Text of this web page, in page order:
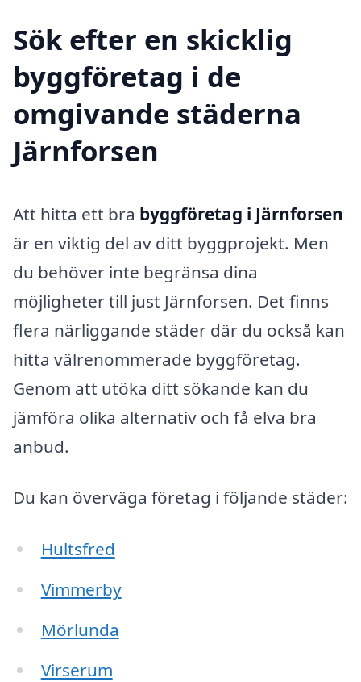
Sök efter en skicklig
byggföretag i de
omgivande städerna
Järnforsen
Att hitta ett bra byggföretag i Järnforsen
är en viktig del av ditt byggprojekt. Men
du behöver inte begränsa dina
möjligheter till just Järnforsen. Det finns
flera närliggande städer där du också kan
hitta välrenommerade byggföretag.
Genom att utöka ditt sökande kan du
jämföra olika alternativ och få elva bra
anbud.
Du kan överväga företag i följande städer:
Hultsfred
Vimmerby
Mörlunda
Virserum